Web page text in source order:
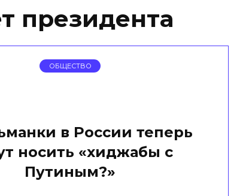
президента
ОБЩЕСТВО
в России теперь
носить «хиджабы с
Путиным?»